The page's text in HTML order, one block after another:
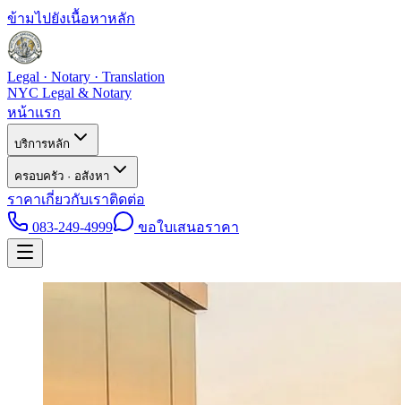
ข้ามไปยังเนื้อหาหลัก
Legal · Notary · Translation
NYC Legal & Notary
หน้าแรก
บริการหลัก
ครอบครัว · อสังหา
ราคาเกี่ยวกับเราติดต่อ
083-249-4999
ขอใบเสนอราคา